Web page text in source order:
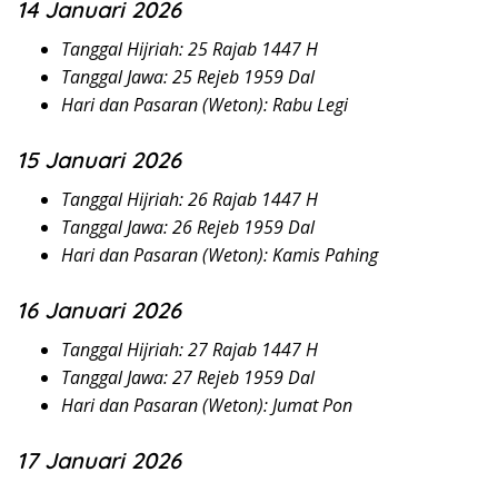
14 Januari 2026
Tanggal Hijriah: 25 Rajab 1447 H
Tanggal Jawa: 25 Rejeb 1959 Dal
Hari dan Pasaran (Weton): Rabu Legi
15 Januari 2026
Tanggal Hijriah: 26 Rajab 1447 H
Tanggal Jawa: 26 Rejeb 1959 Dal
Hari dan Pasaran (Weton): Kamis Pahing
16 Januari 2026
Tanggal Hijriah: 27 Rajab 1447 H
Tanggal Jawa: 27 Rejeb 1959 Dal
Hari dan Pasaran (Weton): Jumat Pon
17 Januari 2026